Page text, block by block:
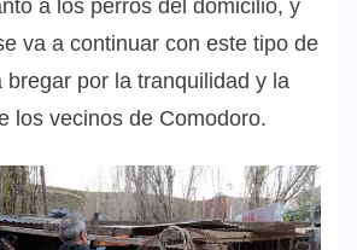
a los perros del domicilio, y
va a continuar con este tipo de
bregar por la tranquilidad y la
los vecinos de Comodoro.